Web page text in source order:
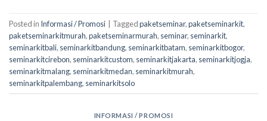
Posted in Informasi / Promosi | Taggedpaketseminar,paketseminarkit,
paketseminarkitmurah,paketseminarmurah, seminar, seminarkit,
seminarkitbali, seminarkitbandung, seminarkitbatam, seminarkitbogor,
seminarkitcirebon, seminarkitcustom, seminarkitjakarta, seminarkitjogja,
seminarkitmalang, seminarkitmedan, seminarkitmurah,
seminarkitpalembang, seminarkitsolo
INFORMASI / PROMOSI